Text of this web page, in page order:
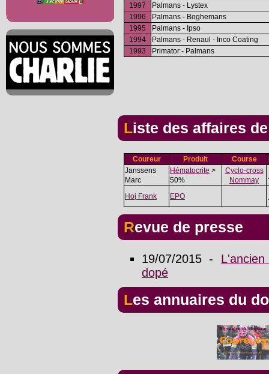
1997
Palmans - Lystex
1996
Palmans - Boghemans
1995
Palmans - Ipso
1994
Palmans - Renaul - Inco Coating
1993
Primator - Palmans
Liste des affaires
Coureur Produit Course
Janssens
Marc
Hématocrite >
50%
Cyclo-cross
Nommay
Hoj Frank EPO
Revue de presse
19/07/2015 -
dopé
Les annuaires du